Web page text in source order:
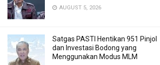
AUGUST 5, 2026
Satgas PASTI Hentikan 951 Pinjol
dan Investasi Bodong yang
Menggunakan Modus MLM